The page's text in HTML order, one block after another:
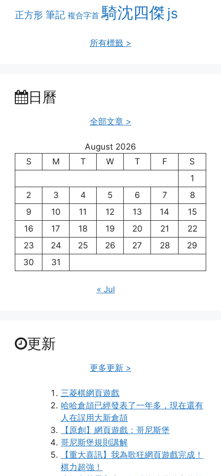
正方形 筆記 複合字首 騎沈四傑 js
所有標籤 >
日曆
全部文章 >
August 2026
S
M T W T F
S
1
2
3 4 5 6 7
8
9
10 11 12 13 14
15
16
17 18 19 20 21
22
23
24 25 26 27 28
29
30
31
« Jul
更新
更多更新 >
三菱棋網頁遊戲
哈哈倉頡已經發表了一年多，現在還有
人在誤用大新倉頡
【原創】網頁遊戲：哥尼斯堡
哥尼斯堡規則講解
【重大喜訊】我為歌狂網頁遊戲完成！
棋力超強！